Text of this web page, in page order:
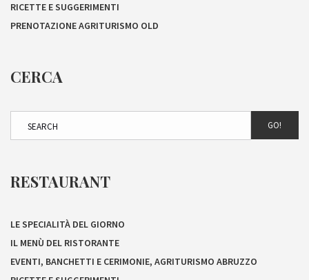
RICETTE E SUGGERIMENTI
PRENOTAZIONE AGRITURISMO OLD
CERCA
GO!
RESTAURANT
LE SPECIALITÀ DEL GIORNO
IL MENÙ DEL RISTORANTE
EVENTI, BANCHETTI E CERIMONIE, AGRITURISMO ABRUZZO